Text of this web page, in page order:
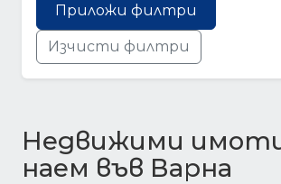
Приложи филтри
Изчисти филтри
Недвижими
наем във Варна